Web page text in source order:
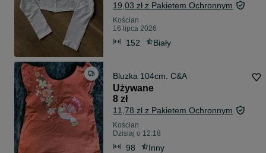
19,03 zł z Pakietem Ochronnym
Kościan
16 lipca 2026
152 Biały
Bluzka 104cm. C&A
Używane
8 zł
11,78 zł z Pakietem Ochronnym
Kościan
Dzisiaj o 12:18
98 Inny